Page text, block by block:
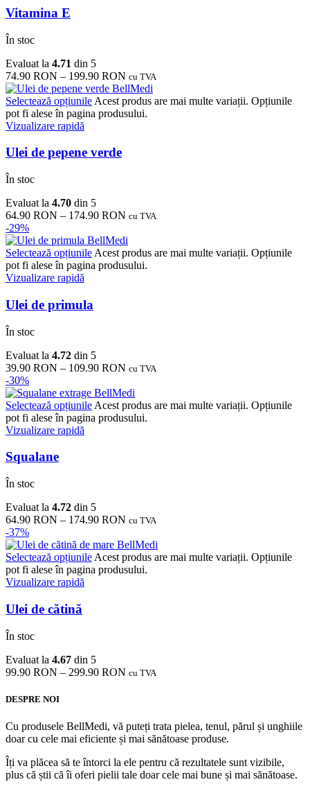
Vitamina E
În stoc
Evaluat la 4.71 din 5
74.90 RON – 199.90 RON cu TVA
Selectează opțiunile Acest produs are mai multe variații. Opțiunile
pot fi alese în pagina produsului.
Vizualizare rapidă
Ulei de pepene verde
În stoc
Evaluat la 4.70 din 5
64.90 RON – 174.90 RON cu TVA
-29%
Selectează opțiunile Acest produs are mai multe variații. Opțiunile
pot fi alese în pagina produsului.
Vizualizare rapidă
Ulei de primula
În stoc
Evaluat la 4.72 din 5
39.90 RON – 109.90 RON cu TVA
-30%
Selectează opțiunile Acest produs are mai multe variații. Opțiunile
pot fi alese în pagina produsului.
Vizualizare rapidă
Squalane
În stoc
Evaluat la 4.72 din 5
64.90 RON – 174.90 RON cu TVA
-37%
Selectează opțiunile Acest produs are mai multe variații. Opțiunile
pot fi alese în pagina produsului.
Vizualizare rapidă
Ulei de cătină
În stoc
Evaluat la 4.67 din 5
99.90 RON – 299.90 RON cu TVA
DESPRE NOI
Cu produsele BellMedi, vă puteți trata pielea, tenul, părul și unghiile
doar cu cele mai eficiente și mai sănătoase produse.
Îți va plăcea să te întorci la ele pentru că rezultatele sunt vizibile,
plus că știi că îi oferi pielii tale doar cele mai bune și mai sănătoase.